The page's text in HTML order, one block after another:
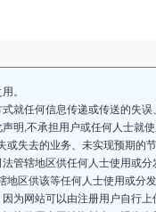
。
就任何信息传递或传送的失
明,不承担用户或任何人士就
失去的业务、未实现预期的节
管辖地区供任何人士使用或
区供该等任何人士使用或分
为网站可以由注册用户自行